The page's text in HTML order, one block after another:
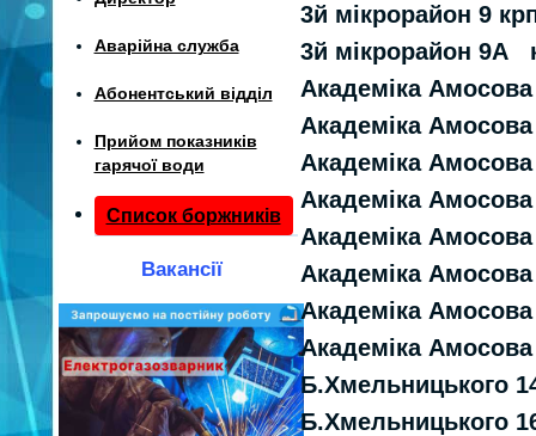
Аварійна служба
Абонентський відділ
Прийом показників
гарячої води
Список боржників
Вакансії
3й мiкрорайон 9
3й мiкрорайон 9А
Академіка Амосова
Академіка Амосова
Академіка
Академіка Амосова
Академіка
Академіка Амосова
Академіка
Академіка Амосова
Б.Хмельницького
Б.Хмельницького